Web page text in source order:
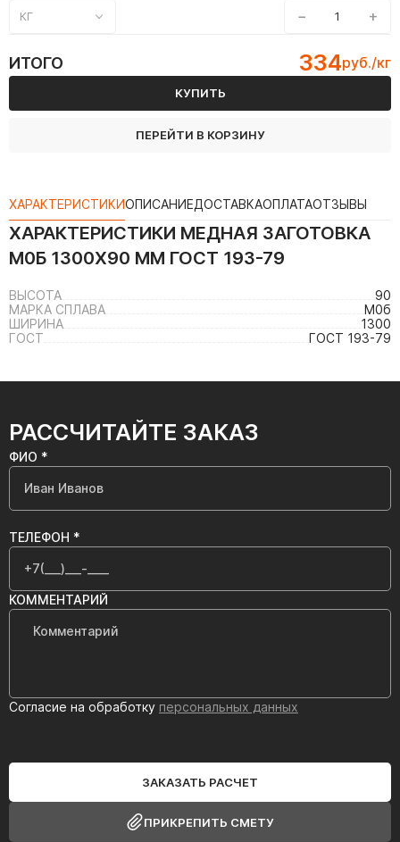
КГ − +
ИТОГО 334руб./кг
КУПИТЬ
ПЕРЕЙТИ В КОРЗИНУ
ХАРАКТЕРИСТИКИОПИСАНИЕДОСТАВКАОПЛАТАОТЗЫВЫ
ХАРАКТЕРИСТИКИ МЕДНАЯ ЗАГОТОВКА
М0Б 1300Х90 ММ ГОСТ 193-79
ВЫСОТА
90
МАРКА СПЛАВА
М0б
ШИРИНА
1300
ГОСТ
ГОСТ 193-79
РАССЧИТАЙТЕ ЗАКАЗ
ФИО *
ТЕЛЕФОН *
КОММЕНТАРИЙ
Согласие на обработку персональных данных
ЗАКАЗАТЬ РАСЧЕТ
ПРИКРЕПИТЬ СМЕТУ